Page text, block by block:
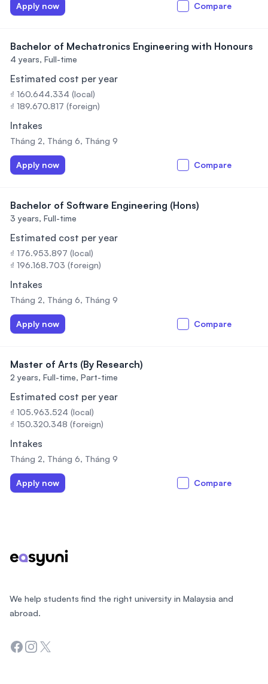
Apply now Compare
Bachelor of Mechatronics Engineering with Honours
4 years, Full-time
Estimated cost per year
₫ 160.644.334 (local)
₫ 189.670.817 (foreign)
Intakes
Tháng 2, Tháng 6, Tháng 9
Apply now Compare
Bachelor of Software Engineering (Hons)
3 years, Full-time
Estimated cost per year
₫ 176.953.897 (local)
₫ 196.168.703 (foreign)
Intakes
Tháng 2, Tháng 6, Tháng 9
Apply now Compare
Master of Arts (By Research)
2 years, Full-time, Part-time
Estimated cost per year
₫ 105.963.524 (local)
₫ 150.320.348 (foreign)
Intakes
Tháng 2, Tháng 6, Tháng 9
Apply now Compare
We help students find the right university in Malaysia and
abroad.
Facebook
Instagram
Twitter